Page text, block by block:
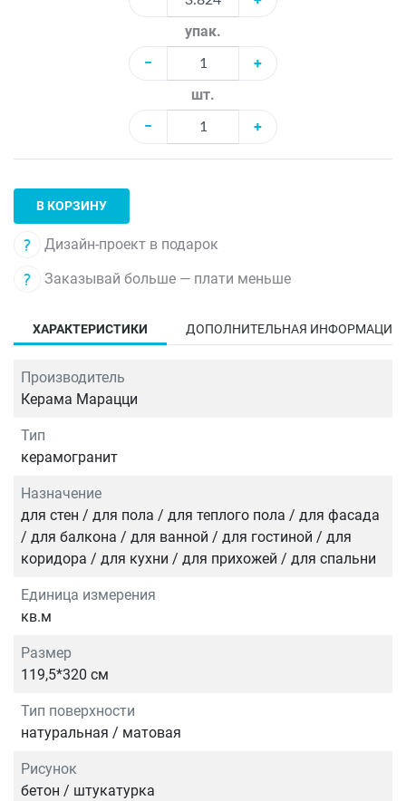
упак.
−
+
шт.
−
+
В КОРЗИНУ
Дизайн-проект в подарок
Заказывай больше — плати меньше
ХАРАКТЕРИСТИКИ ДОПОЛНИТЕЛЬНАЯ ИНФОРМАЦИЯ
Производитель
Керама Марацци
Тип
керамогранит
Назначение
для стен / для пола / для теплого пола / для фасада
/ для балкона / для ванной / для гостиной / для
коридора / для кухни / для прихожей / для спальни
Единица измерения
кв.м
Размер
119,5*320 см
Тип поверхности
натуральная / матовая
Рисунок
бетон / штукатурка